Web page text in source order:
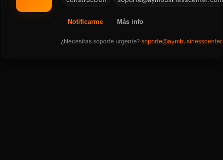
Notificarme Más info
¿Necesitas soporte urgente?